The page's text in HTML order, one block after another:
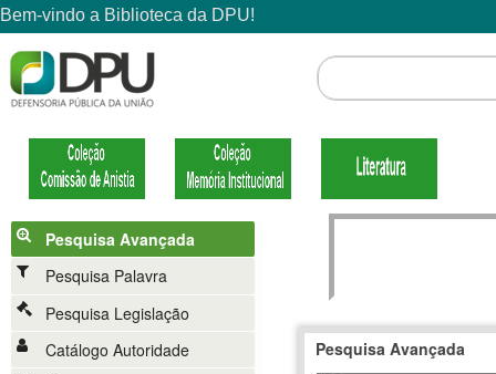
Pesquisa Avançada
Pesquisa Palavra
Pesquisa Legislação
Catálogo Autoridade
Pesquisa Avançada